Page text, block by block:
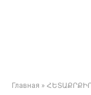
Главная »